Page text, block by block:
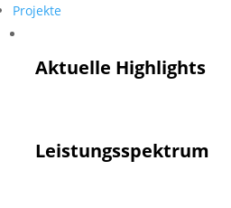
Projekte
Aktuelle Highlights
Leistungsspektrum